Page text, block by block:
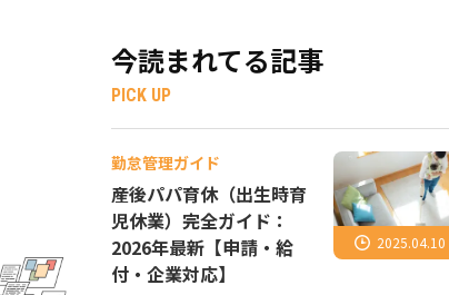
今読まれてる記事
PICK UP
勤怠管理ガイド
産後パパ育休（出生時育
児休業）完全ガイド：
2026年最新【申請・給
付・企業対応】
2025.04.10